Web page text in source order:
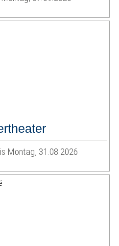
Montag, 31.08.2026